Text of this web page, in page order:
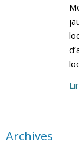
Archives